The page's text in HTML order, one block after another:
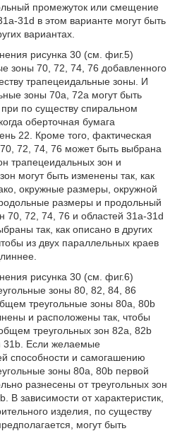
промежуток или смещение
31d в этом варианте могут быть
вариантах.
рисунка 30 (см. фиг.5)
зоны 70, 72, 74, 76 добавленного
трапецеидальные зоны. И
зоны 70а, 72а могут быть
по существу спиральном
оберточная бумага
22. Кроме того, фактическая
72, 74, 76 может быть выбрана
трапецеидальных зон и
могут быть изменены так, как
окружные размеры, окружной
размеры и продольный
70, 72, 74, 76 и областей 31а-31d
так, как описано в других
из двух параллельных краев
рисунка 30 (см. фиг.6)
зоны 80, 82, 84, 86
треугольные зоны 80а, 80b
и расположены так, чтобы
треугольных зон 82а, 82b
31b. Если желаемые
способности и самогашению
зоны 80а, 80b первой
разнесены от треугольных зон
В зависимости от характеристик,
изделия, по существу
могут быть